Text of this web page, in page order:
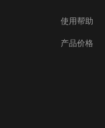
使用帮助
产品价格